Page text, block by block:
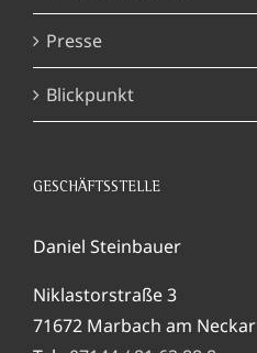
Presse
Blickpunkt
GESCHÄFTSSTELLE
Daniel Steinbauer
Niklastorstraße 3
71672 Marbach am Neckar